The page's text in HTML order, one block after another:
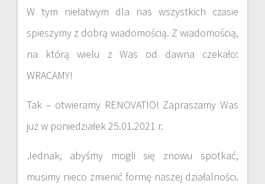
W tym niełatwym dla nas wszystkich czasie
spieszymy z dobrą wiadomością. Z wiadomością,
na którą wielu z Was od dawna czekało:
WRACAMY!
Tak – otwieramy RENOVATIO! Zapraszamy Was
już w poniedziałek 25.01.2021 r.
Jednak, abyśmy mogli się znowu spotkać,
musimy nieco zmienić formę naszej działalności.